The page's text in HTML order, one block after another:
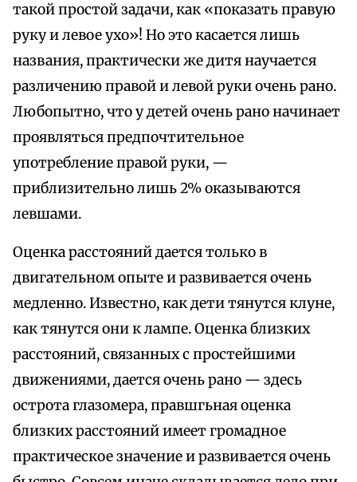
такой простой задачи, как «показать правую
руку и левое ухо»! Но это касается лишь
названия, практически же дитя научается
различению правой и левой руки очень рано.
Любопытно, что у детей очень рано начинает
проявляться предпочтительное
употребление правой руки, —
приблизительно лишь 2% оказываются
левшами.
Оценка расстояний дается только в
двигательном опыте и развивается очень
медленно. Известно, как дети тянутся клуне,
как тянутся они к лампе. Оценка близких
расстояний, связанных с простейшими
движениями, дается очень рано — здесь
острота глазомера, правшгьная оценка
близких расстояний имеет громадное
практическое значение и развивается очень